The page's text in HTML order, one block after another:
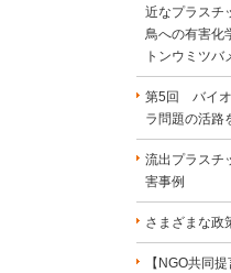
近なプラスチ
鳥への有害化
トンウミツバ
第5回 バイオ
ラ問題の活路
流出プラスチ
害事例
さまざまな政
【NGO共同